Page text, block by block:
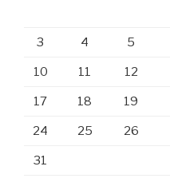
3 4 5
10 11 12
17 18 19
24 25 26
31